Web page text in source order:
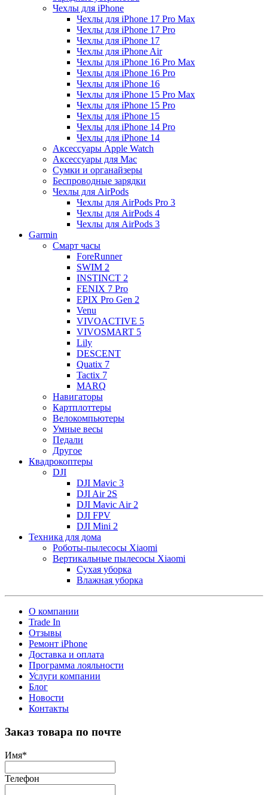
Чехлы для iPhone
Чехлы для iPhone 17 Pro Max
Чехлы для iPhone 17 Pro
Чехлы для iPhone 17
Чехлы для iPhone Air
Чехлы для iPhone 16 Pro Max
Чехлы для iPhone 16 Pro
Чехлы для iPhone 16
Чехлы для iPhone 15 Pro Max
Чехлы для iPhone 15 Pro
Чехлы для iPhone 15
Чехлы для iPhone 14 Pro
Чехлы для iPhone 14
Аксессуары Apple Watch
Аксессуары для Mac
Сумки и органайзеры
Беспроводные зарядки
Чехлы для AirPods
Чехлы для AirPods Pro 3
Чехлы для AirPods 4
Чехлы для AirPods 3
Garmin
Смарт часы
ForeRunner
SWIM 2
INSTINCT 2
FENIX 7 Pro
EPIX Pro Gen 2
Venu
VIVOACTIVE 5
VIVOSMART 5
Lily
DESCENT
Quatix 7
Tactix 7
MARQ
Навигаторы
Картплоттеры
Велокомпьютеры
Умные весы
Педали
Другое
Квадрокоптеры
DJI
DJI Mavic 3
DJI Air 2S
DJI Mavic Air 2
DJI FPV
DJI Mini 2
Техника для дома
Роботы-пылесосы Xiaomi
Вертикальные пылесосы Xiaomi
Сухая уборка
Влажная уборка
О компании
Trade In
Отзывы
Ремонт iPhone
Доставка и оплата
Программа лояльности
Услуги компании
Блог
Новости
Контакты
Заказ товара по почте
Имя*
Телефон